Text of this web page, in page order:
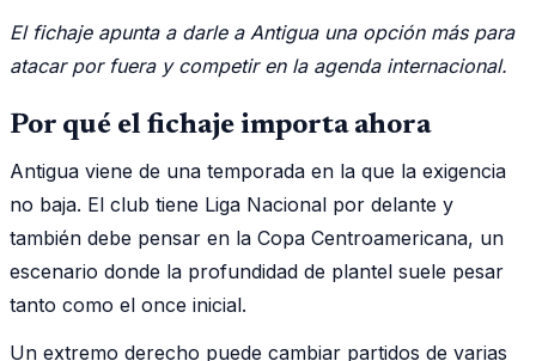
El fichaje apunta a darle a Antigua una opción más para
atacar por fuera y competir en la agenda internacional.
Por qué el fichaje importa ahora
Antigua viene de una temporada en la que la exigencia
no baja. El club tiene Liga Nacional por delante y
también debe pensar en la Copa Centroamericana, un
escenario donde la profundidad de plantel suele pesar
tanto como el once inicial.
Un extremo derecho puede cambiar partidos de varias